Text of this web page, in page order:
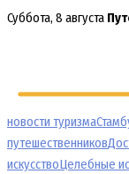
Перейти
Суббота, 8 августа
новости туризма
путешественников
искусствоЦелебные